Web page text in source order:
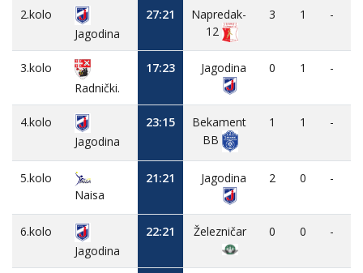
2.kolo
Jagodina
27:21
Napredak-
12
3 1 -
3.kolo
Radnički.
17:23 Jagodina 0 1 -
4.kolo
Jagodina
23:15
Bekament
BB
1 1 -
5.kolo
Naisa
21:21 Jagodina 2 0 -
6.kolo
Jagodina
22:21 Železničar 0 0 -